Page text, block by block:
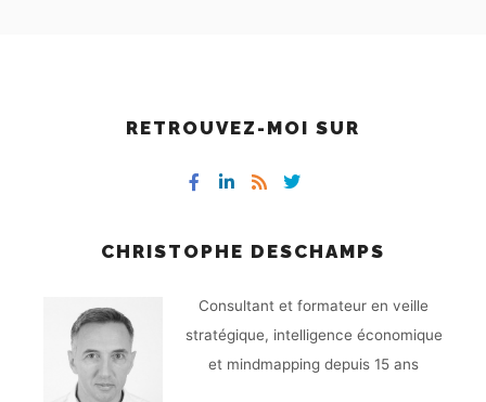
RETROUVEZ-MOI SUR
CHRISTOPHE DESCHAMPS
Consultant et formateur en veille
stratégique, intelligence économique
et mindmapping depuis 15 ans